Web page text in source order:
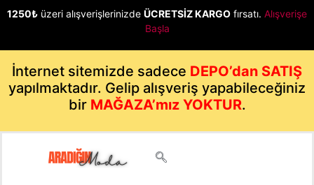
1250₺ üzeri alışverişlerinizde ÜCRETSİZ KARGO fırsatı. Alışverişe
Başla
İnternet sitemizde sadece DEPO’dan SATIŞ
yapılmaktadır. Gelip alışveriş yapabileceğiniz
bir MAĞAZA’mız YOKTUR.